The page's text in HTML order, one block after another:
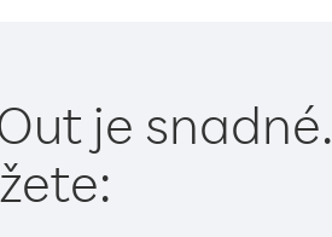
je snadné.